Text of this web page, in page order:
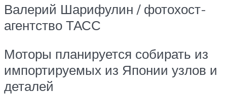
Валерий Шарифулин / фотохост-
агентство ТАСС
Моторы планируется собирать из
импортируемых из Японии узлов и
деталей